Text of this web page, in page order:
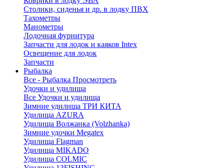
Столики, сиденья и др. в лодку ПВХ
Тахометры
Манометры
Лодочная фурнитура
Запчасти для лодок и каяков Intex
Освещение для лодок
Запчасти
Рыбалка
Все - Рыбалка Просмотреть
Удочки и удилища
Все Удочки и удилища
Зимние удилища ТРИ КИТА
Удилища AZURA
Удилища Волжанка (Volzhanka)
Зимние удочки Megatex
Удилища Flagman
Удилища MIKADO
Удилища COLMIC